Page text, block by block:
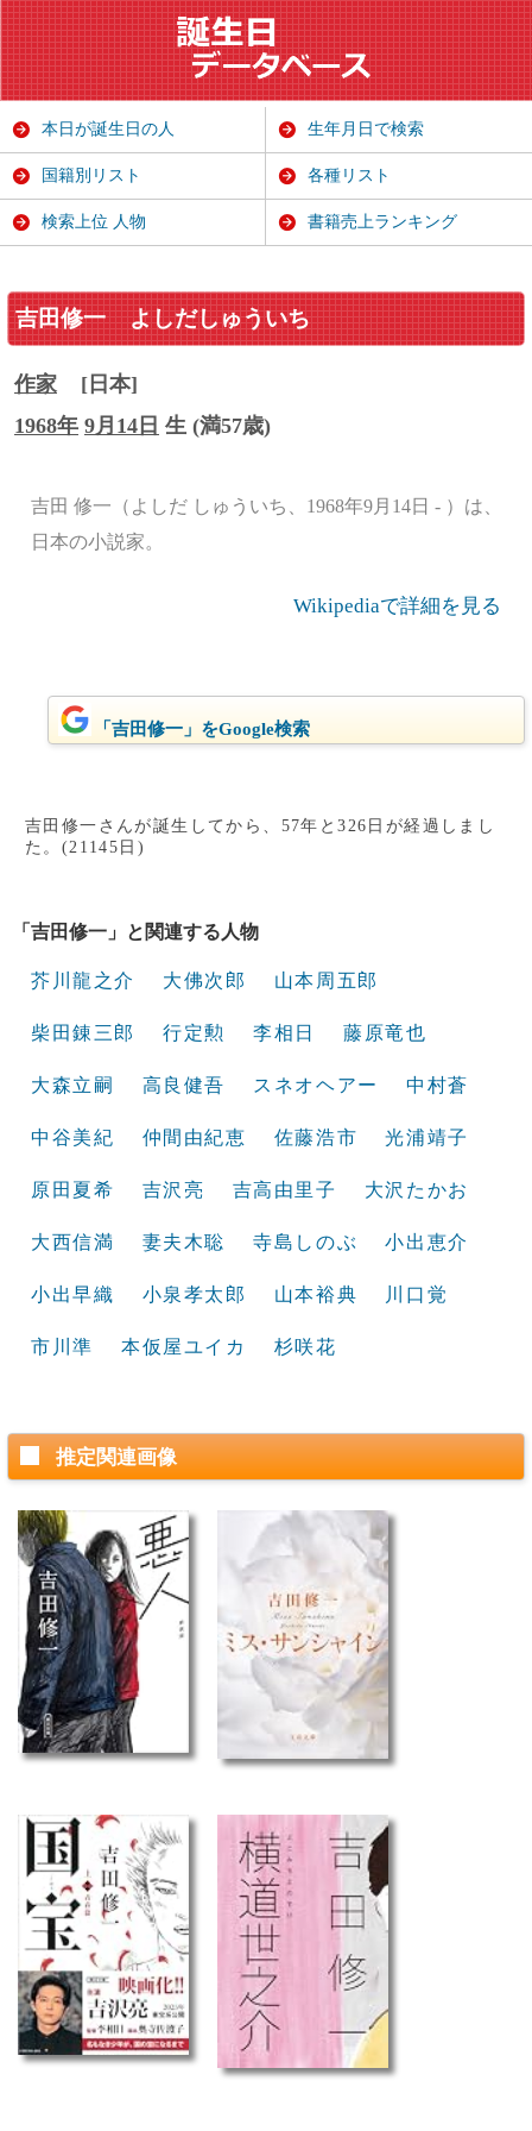
吉田修一 よしだしゅういち
作家
[日本]
1968年 9月14日 生 (満57歳)
吉田 修一（よしだ しゅういち、1968年9月14日 - ）は、
日本の小説家。
Wikipediaで詳細を見る
「吉田修一」をGoogle検索
吉田修一さんが誕生してから、57年と326日が経過しまし
た。(21145日)
「吉田修一」と関連する人物
芥川龍之介 大佛次郎 山本周五郎
柴田錬三郎 行定勲 李相日 藤原竜也
大森立嗣 高良健吾 スネオヘアー 中村蒼
中谷美紀 仲間由紀恵 佐藤浩市 光浦靖子
原田夏希 吉沢亮 吉高由里子 大沢たかお
大西信満 妻夫木聡 寺島しのぶ 小出恵介
小出早織 小泉孝太郎 山本裕典 川口覚
市川準 本仮屋ユイカ 杉咲花
推定関連画像
本日が誕生日の人 生年月日で検索
国籍別リスト 各種リスト
検索上位 人物 書籍売上ランキング